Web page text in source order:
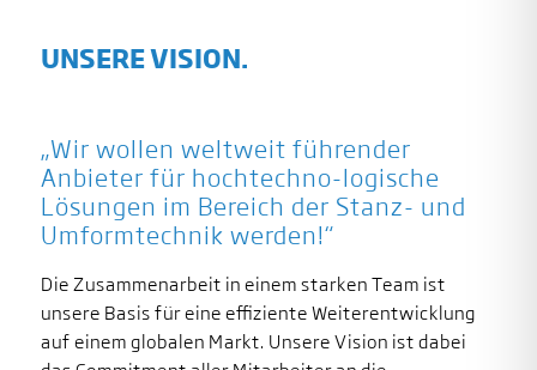
UNSERE VISION.
„Wir wollen weltweit führender
Anbieter für hochtechno-logische
Lösungen im Bereich der Stanz- und
Umformtechnik werden!“
Die Zusammenarbeit in einem starken Team ist
unsere Basis für eine effiziente Weiterentwicklung
auf einem globalen Markt. Unsere Vision ist dabei